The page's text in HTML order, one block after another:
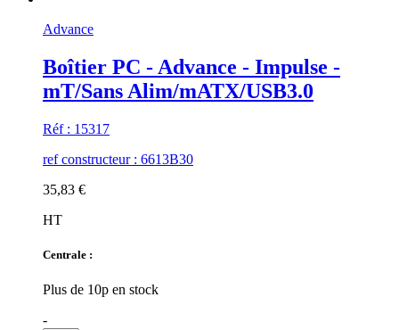
Advance
Boîtier PC - Advance - Impulse -
mT/Sans Alim/mATX/USB3.0
Réf : 15317
ref constructeur : 6613B30
35,83 €
HT
Centrale :
Plus de 10p en stock
-